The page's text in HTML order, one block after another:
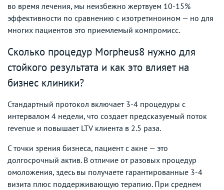
во время лечения, мы неизбежно жертвуем 10-15%
эффективности по сравнению с изотретиноином — но для
многих пациентов это приемлемый компромисс.
Сколько процедур Morpheus8 нужно для
стойкого результата и как это влияет на
бизнес клиники?
Стандартный протокол включает 3-4 процедуры с
интервалом 4 недели, что создает предсказуемый поток
revenue и повышает LTV клиента в 2.5 раза.
С точки зрения бизнеса, пациент с акне — это
долгосрочный актив. В отличие от разовых процедур
омоложения, здесь вы получаете гарантированные 3-4
визита плюс поддерживающую терапию. При среднем